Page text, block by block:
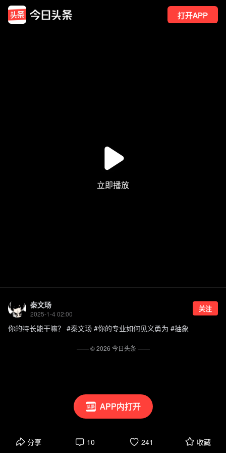
打开APP
APP内打开
秦文玚
2025-1-4 02:00
关注
你的特长能干嘛？ #秦文玚 #你的专业如何见义勇为 #抽象
分享 10 241 收藏
—— ©2026 今日头条——